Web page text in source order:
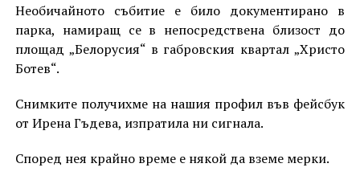
Необичайното събитие е било документирано в
парка, намиращ се в непосредствена близост до
площад „Белорусия“ в габровския квартал „Христо
Ботев“.
Снимките получихме на нашия профил във фейсбук
от Ирена Гъдева, изпратила ни сигнала.
Според нея крайно време е някой да вземе мерки.